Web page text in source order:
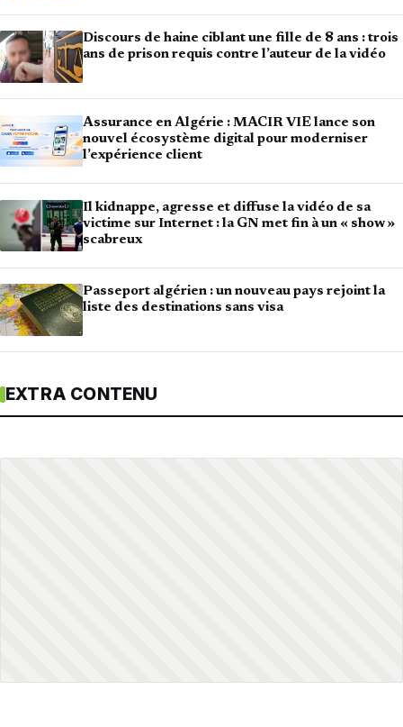
Discours de haine ciblant une fille de 8 ans : trois
ans de prison requis contre l’auteur de la vidéo
Assurance en Algérie : MACIR VIE lance son
nouvel écosystème digital pour moderniser
l’expérience client
Il kidnappe, agresse et diffuse la vidéo de sa
victime sur Internet : la GN met fin à un « show »
scabreux
Passeport algérien : un nouveau pays rejoint la
liste des destinations sans visa
EXTRA CONTENU